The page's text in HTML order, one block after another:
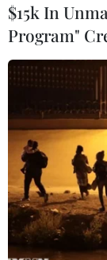
Giá vàng
chiều 16/9
dẫn của
loại tiền tệ
đợi cuộc họp
$15k In
Program"